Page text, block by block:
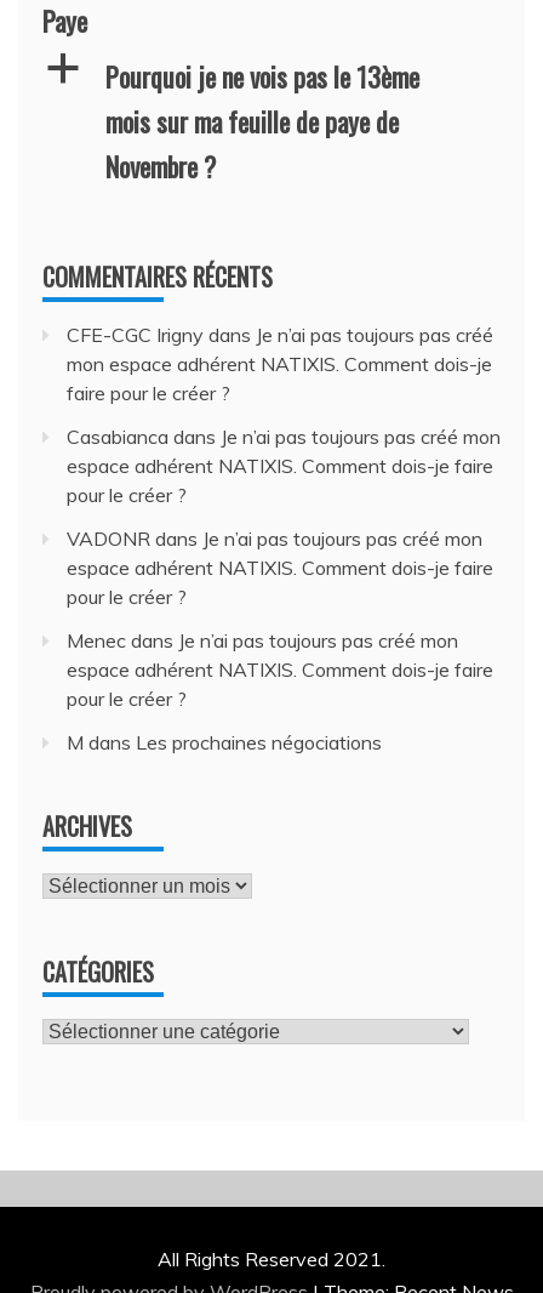
Paye
a
Pourquoi je ne vois pas le 13ème
mois sur ma feuille de paye de
Novembre ?
COMMENTAIRES RÉCENTS
CFE-CGC Irigny dans Je n’ai pas toujours pas créé
mon espace adhérent NATIXIS. Comment dois-je
faire pour le créer ?
Casabianca dans Je n’ai pas toujours pas créé mon
espace adhérent NATIXIS. Comment dois-je faire
pour le créer ?
VADONR dans Je n’ai pas toujours pas créé mon
espace adhérent NATIXIS. Comment dois-je faire
pour le créer ?
Menec dans Je n’ai pas toujours pas créé mon
espace adhérent NATIXIS. Comment dois-je faire
pour le créer ?
M dans Les prochaines négociations
ARCHIVES
Archives
CATÉGORIES
Catégories
All Rights Reserved 2021.